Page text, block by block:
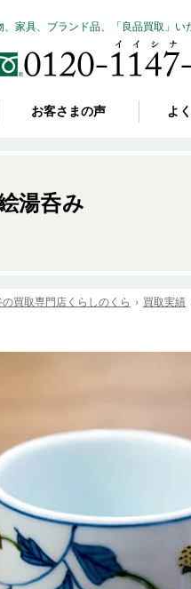
、家具、ブランド品、「良品買取」い
お客さまの声 よ
湯呑み
買取専門店くらしのくら 買取実績